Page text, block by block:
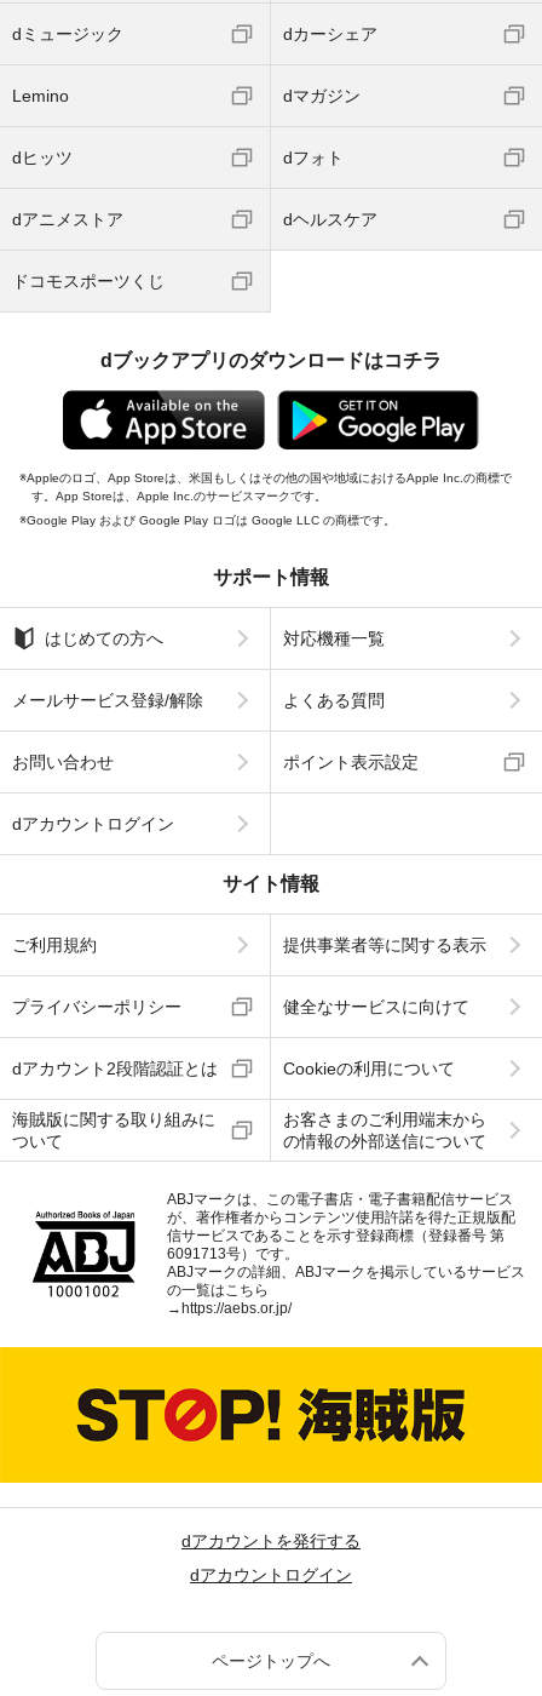
dミュージック dカーシェア
Lemino dマガジン
dヒッツ dフォト
dアニメストア dヘルスケア
ドコモスポーツくじ
dブックアプリのダウンロードはコチラ
Appleのロゴ、App Storeは、米国もしくはその他の国や地域におけるApple Inc.の商標で
す。App Storeは、Apple Inc.のサービスマークです。
Google Play および Google Play ロゴは Google LLC の商標です。
サポート情報
はじめての方へ 対応機種一覧
メールサービス登録/解除 よくある質問
お問い合わせ ポイント表示設定
dアカウントログイン
サイト情報
ご利用規約 提供事業者等に関する表示
プライバシーポリシー 健全なサービスに向けて
dアカウント2段階認証とは Cookieの利用について
海賊版に関する取り組みに
ついて
お客さまのご利用端末から
の情報の外部送信について
ABJマークは、この電子書店・電子書籍配信サービス
が、著作権者からコンテンツ使用許諾を得た正規版配
信サービスであることを示す登録商標（登録番号 第
6091713号）です。
ABJマークの詳細、ABJマークを掲示しているサービス
の一覧はこちら
→ https://aebs.or.jp/
dアカウントを発行する
dアカウントログイン
ページトップへ